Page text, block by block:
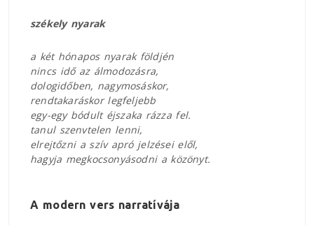
székely nyarak
a két hónapos nyarak földjén
nincs idő az álmodozásra,
dologidőben, nagymosáskor,
rendtakaráskor legfeljebb
egy-egy bódult éjszaka rázza fel.
tanul szenvtelen lenni,
elrejtőzni a szív apró jelzései elől,
hagyja megkocsonyásodni a közönyt.
A modern vers narratívája